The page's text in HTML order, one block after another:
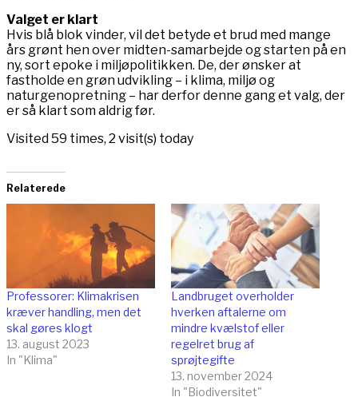
Valget er klart
Hvis blå blok vinder, vil det betyde et brud med mange
års grønt hen over midten-samarbejde og starten på en
ny, sort epoke i miljøpolitikken. De, der ønsker at
fastholde en grøn udvikling – i klima, miljø og
naturgenopretning – har derfor denne gang et valg, der
er så klart som aldrig før.
Visited 59 times, 2 visit(s) today
Relaterede
Professorer: Klimakrisen
kræver handling, men det
skal gøres klogt
13. august 2023
In "Klima"
Landbruget overholder
hverken aftalerne om
mindre kvælstof eller
regelret brug af
sprøjtegifte
13. november 2024
In "Biodiversitet"